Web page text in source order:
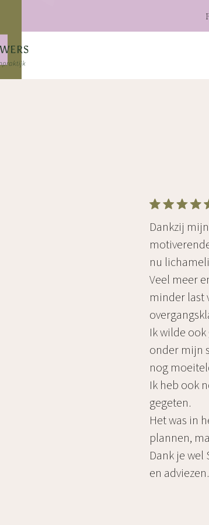
Dankzij
nu
Veel meer
minder last
Ik wilde
onder mijn
nog
Ik heb ook
gegeten.
Het was in
plannen,
Dank je
en adviezen.